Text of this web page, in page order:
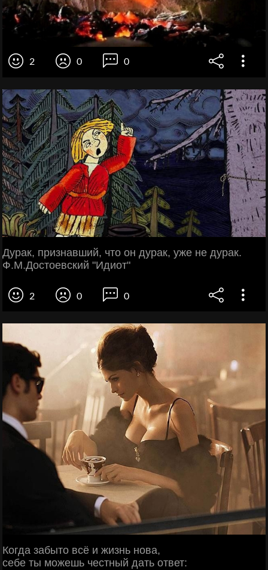
2 0 0
Дурак, признавший, что он дурак, уже не дурак.
Ф.М.Достоевский "Идиот"
2 0 0
Когда забыто всё и жизнь нова,
себе ты можешь честный дать ответ: